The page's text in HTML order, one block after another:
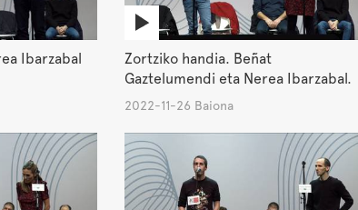
Ibarzabal
Zortziko handia. Beñat
Gaztelumendi eta Nerea Ibarzabal.
2022-11-26 Baiona